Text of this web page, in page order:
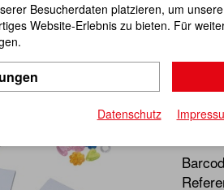
Besucherdaten platzieren, um
Website-Erlebnis zu bieten. Für
Datenschutz